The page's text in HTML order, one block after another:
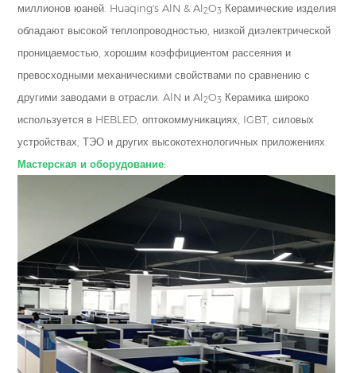
миллионов юаней. Huaqing's AlN & Al2O3 Керамические изделия
обладают высокой теплопроводностью, низкой диэлектрической
проницаемостью, хорошим коэффициентом рассеяния и
превосходными механическими свойствами по сравнению с
другими заводами в отрасли. AlN и Al2O3 Керамика широко
используется в HEBLED, оптокоммуникациях, IGBT, силовых
устройствах, ТЭО и других высокотехнологичных приложениях.
Мастерская и оборудование: